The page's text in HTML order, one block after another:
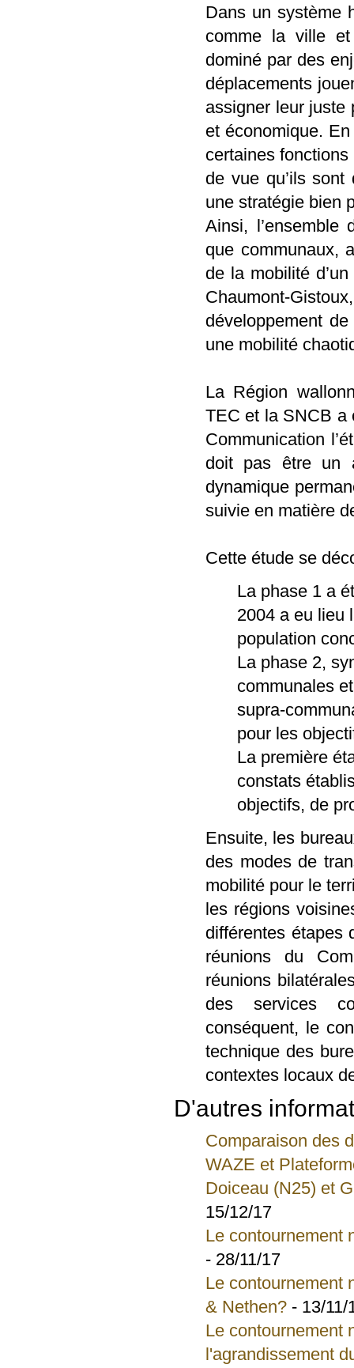
Dans un système
comme la ville
dominé par des
déplacements
assigner leur juste
et économique.
certaines
de vue qu’ils sont
une stratégie bien
Ainsi, l’ensemble
que communaux,
de la mobilité
Chaumont-
développement
une mobilité
La Région
TEC et la SNCB a
Communication
doit pas être un
dynamique
suivie en matière
Cette étude se
La phase 1 a
2004 a eu lieu
population
La phase 2,
communales
supra-
pour les
La première
constats
objectifs, de
Ensuite, les
des modes de
mobilité pour le
les régions
différentes étapes
réunions du
réunions
des services
conséquent, le
technique des
contextes locaux
D'autres
Comparaison des
WAZE et
Doiceau (N25) et
15/12/17
Le contournement
- 28/11/17
Le contournement
& Nethen? - 13/11/
Le contournement
l'agrandissement